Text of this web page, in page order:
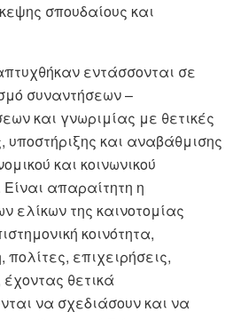
σπουδαίους και
εντάσσονται σε
συναντήσεων –
και γνωριμίας με θετικές
υποστήριξης και αναβάθμισης
και κοινωνικού
απαραίτητη η
ελίκων της καινοτομίας
κοινότητα,
πολίτες, επιχειρήσεις,
θετικά
να σχεδιάσουν και να